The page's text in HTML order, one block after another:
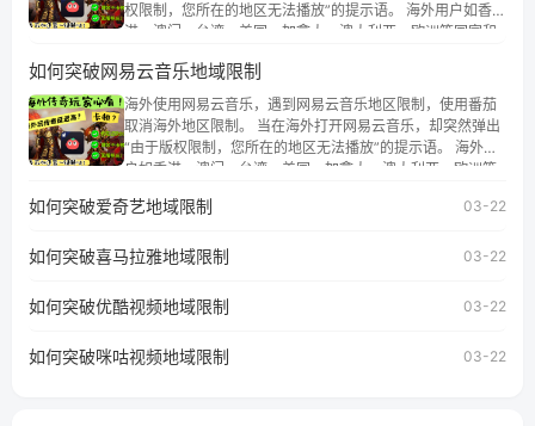
权限制，您所在的地区无法播放”的提示语。 海外用户如香
港、澳门、台湾、美国、加拿大、澳大利亚、欧洲等国家和
权限制问题，且仅能在中国大陆地区播放。 遇到这个问题的
朋友们，使用番茄回国加速器，即可解决「海外用户收听腾
讯视频地区版权限制」的问题，无论人在香港、澳门、台
湾、美国、加拿大、澳大利亚、欧洲等国家和地区工作、留
学、定居等，都可以使用，不再因地区和版权限制所困扰。
如何突破网易云音乐地域限制
海外使用网易云音乐，遇到网易云音乐地区限制，使用番茄
取消海外地区限制。 当在海外打开网易云音乐，却突然弹出
“由于版权限制，您所在的地区无法播放”的提示语。 海外用
户如香港、澳门、台湾、美国、加拿大、澳大利亚、欧洲等
地区及版权限制问题，且仅能在中国大陆地区播放。 遇到这
户收听网易云音乐地区版权限制」的问题，无论人在香港、
工作、留学、定居等，都可以使用，不再因地区和版权限制
所困扰。
如何突破爱奇艺地域限制 03-22
如何突破喜马拉雅地域限制 03-22
如何突破优酷视频地域限制 03-22
如何突破咪咕视频地域限制 03-22